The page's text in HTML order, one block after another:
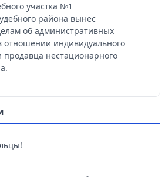
участка №1
района вынес
об административных
индивидуального
нестационарного